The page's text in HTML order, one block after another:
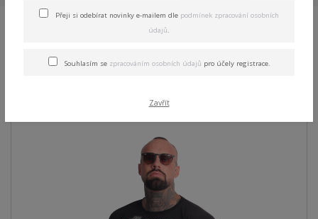
Acid Regular T-Shirt black S
Přeji si odebírat novinky e-mailem dle podmínek zpracování osobních
údajů.
Souhlasím se zpracováním osobních údajů pro účely registrace.
Zavřít